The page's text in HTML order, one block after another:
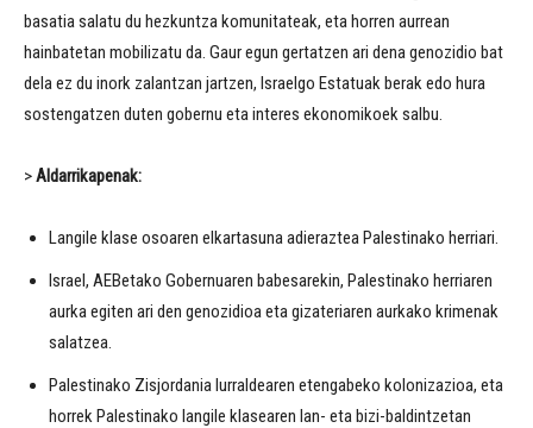
basatia salatu du hezkuntza komunitateak, eta horren aurrean
hainbatetan mobilizatu da. Gaur egun gertatzen ari dena genozidio bat
dela ez du inork zalantzan jartzen, Israelgo Estatuak berak edo hura
sostengatzen duten gobernu eta interes ekonomikoek salbu.
>Aldarrikapenak:
Langile klase osoaren elkartasuna adieraztea Palestinako herriari.
Israel, AEBetako Gobernuaren babesarekin, Palestinako herriaren
aurka egiten ari den genozidioa eta gizateriaren aurkako krimenak
salatzea.
Palestinako Zisjordania lurraldearen etengabeko kolonizazioa, eta
horrek Palestinako langile klasearen lan- eta bizi-baldintzetan